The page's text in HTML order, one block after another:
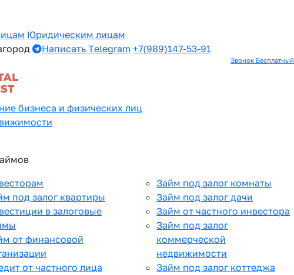
Юридическим лицам
Написать Telegram +7(989)147-53-91
Звонок Бесплатный
бизнеса и физических лиц
под залог квартиры
в залоговые
от финансовой
от частного лица
Займ под залог комнаты
Займ под залог дачи
Займ от частного инвестора
Займ под залог
коммерческой
недвижимости
Займ под залог коттеджа